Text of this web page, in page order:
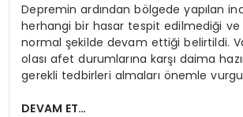
Depremin ardından bölgede yapılan
herhangi bir hasar tespit edilmediği ve
normal şekilde devam ettiği belirtildi.
olası afet durumlarına karşı daima
gerekli tedbirleri almaları önemle
DEVAM ET…